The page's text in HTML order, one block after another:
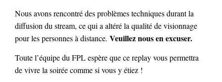
Nous avons rencontré des problèmes techniques durant la
diffusion du stream, ce qui a altéré la qualité de visionnage
pour les personnes à distance. Veuillez nous en excuser.
Toute l’équipe du FPL espère que ce replay vous permettra
de vivre la soirée comme si vous y étiez !